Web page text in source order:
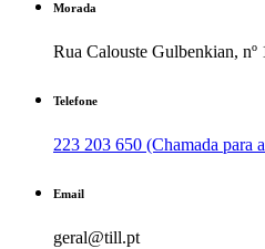
Morada
Rua Calouste Gulbenkian,
Telefone
223 203 650 (Chamada para
Email
geral@till.pt